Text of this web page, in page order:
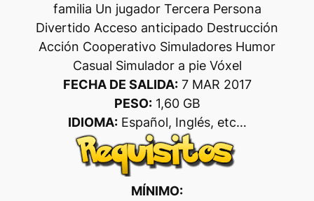
familia Un jugador Tercera Persona
Divertido Acceso anticipado Destrucción
Acción Cooperativo Simuladores Humor
Casual Simulador a pie Vóxel
FECHA DE SALIDA:7 MAR 2017
PESO:1,60 GB
IDIOMA:Español, Inglés, etc…
MÍNIMO: